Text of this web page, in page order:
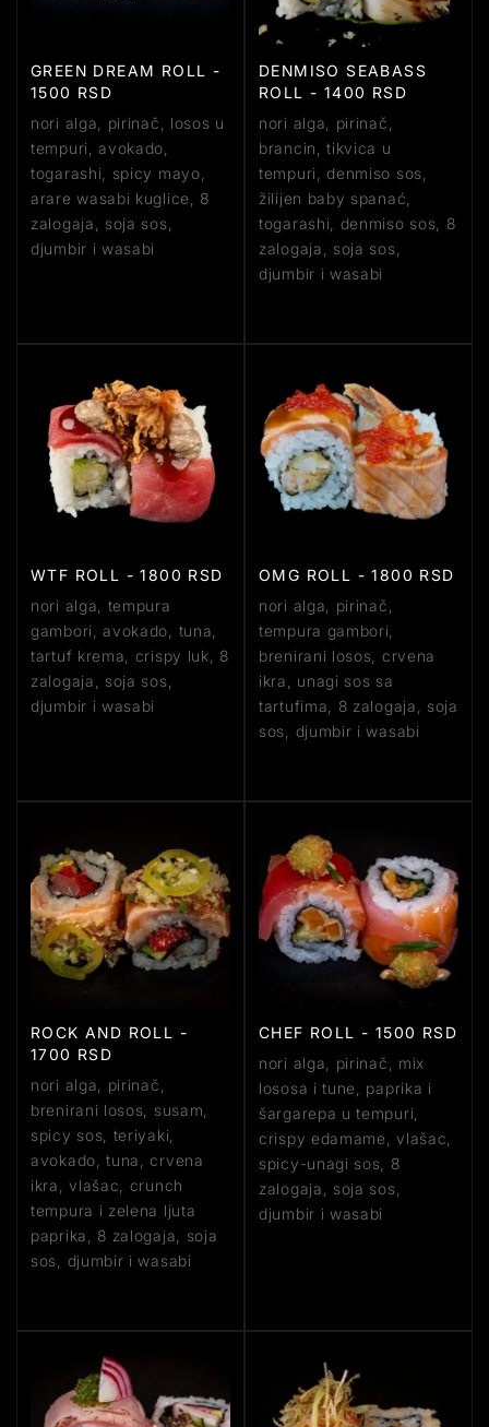
GREEN DREAM ROLL -
1500 RSD
nori alga, pirinač, losos u
tempuri, avokado,
togarashi, spicy mayo,
arare wasabi kuglice, 8
zalogaja, soja sos,
djumbir i wasabi
DENMISO SEABASS
ROLL - 1400 RSD
nori alga, pirinač,
brancin, tikvica u
tempuri, denmiso sos,
žilijen baby spanać,
togarashi, denmiso sos, 8
zalogaja, soja sos,
djumbir i wasabi
WTF ROLL - 1800 RSD
nori alga, tempura
gambori, avokado, tuna,
tartuf krema, crispy luk, 8
zalogaja, soja sos,
djumbir i wasabi
OMG ROLL - 1800 RSD
nori alga, pirinač,
tempura gambori,
brenirani losos, crvena
ikra, unagi sos sa
tartufima, 8 zalogaja, soja
sos, djumbir i wasabi
ROCK AND ROLL -
1700 RSD
nori alga, pirinač,
brenirani losos, susam,
spicy sos, teriyaki,
avokado, tuna, crvena
ikra, vlašac, crunch
tempura i zelena ljuta
paprika, 8 zalogaja, soja
sos, djumbir i wasabi
CHEF ROLL - 1500 RSD
nori alga, pirinač, mix
lososa i tune, paprika i
šargarepa u tempuri,
crispy edamame, vlašac,
spicy-unagi sos, 8
zalogaja, soja sos,
djumbir i wasabi